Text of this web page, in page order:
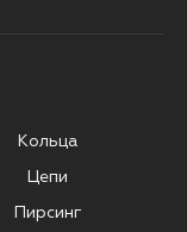
Кольца
Цепи
Пирсинг